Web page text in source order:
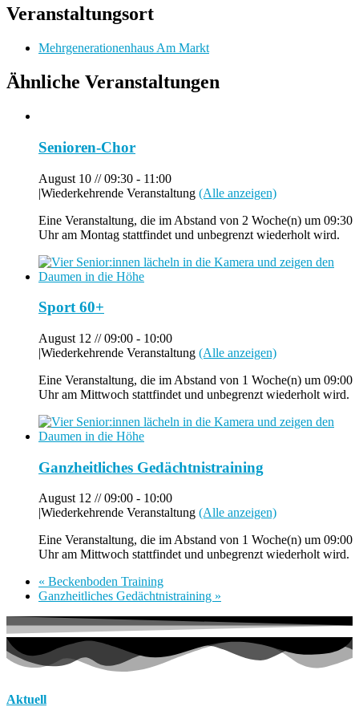
Veranstaltungsort
Mehrgenerationenhaus Am Markt
Ähnliche Veranstaltungen
Senioren-Chor
August 10 // 09:30 - 11:00
|Wiederkehrende Veranstaltung (Alle anzeigen)
Eine Veranstaltung, die im Abstand von 2 Woche(n) um 09:30
Uhr am Montag stattfindet und unbegrenzt wiederholt wird.
Sport 60+
August 12 // 09:00 - 10:00
|Wiederkehrende Veranstaltung (Alle anzeigen)
Eine Veranstaltung, die im Abstand von 1 Woche(n) um 09:00
Uhr am Mittwoch stattfindet und unbegrenzt wiederholt wird.
Ganzheitliches Gedächtnistraining
August 12 // 09:00 - 10:00
|Wiederkehrende Veranstaltung (Alle anzeigen)
Eine Veranstaltung, die im Abstand von 1 Woche(n) um 09:00
Uhr am Mittwoch stattfindet und unbegrenzt wiederholt wird.
« Beckenboden Training
Ganzheitliches Gedächtnistraining »
Aktuell